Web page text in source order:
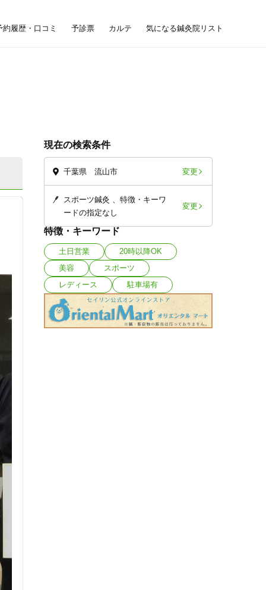
約履歴・口コミ 予診票 カルテ 気になる鍼灸院リスト
現在の検索条件
千葉県 流山市 変更
スポーツ鍼灸
特徴・キーワ
ードの指定なし
変更
特徴・キーワード
土日営業
20時以降OK
美容
スポーツ
レディース
駐車場有